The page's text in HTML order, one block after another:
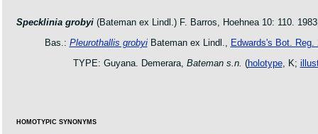
Specklinia grobyi(Bateman ex Lindl.) F. Barros, Hoehnea 10: 110.
Bas.: Pleurothallis grobyiBateman ex Lindl., Edwards's Bot.
TYPE: Guyana. Demerara, Bateman s.n. (holotype, K;
HOMOTYPIC SYNONYMS